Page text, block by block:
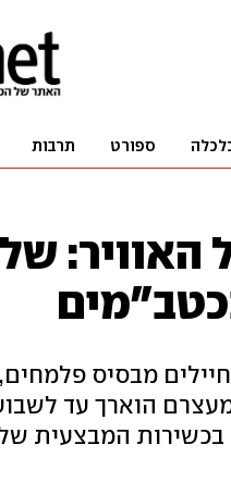
ספורט תרבות
מבסיס
הוארך עד
בכשירות המבצעית